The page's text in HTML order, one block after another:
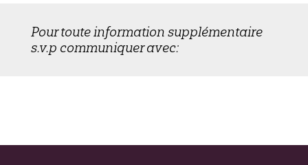
Pour toute information supplémentaire
s.v.p communiquer avec: